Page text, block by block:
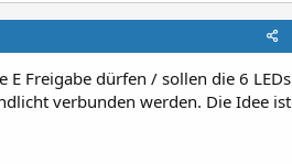
Freigabe dürfen / sollen die 6 LEDs
verbunden werden. Die Idee ist